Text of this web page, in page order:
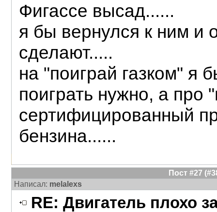
Фигассе высад......
я бы вернулся к ним и
сделают.....
на "поиграй газком" я
поиграть нужно, а про
сертифицированный
бензина......
Пост #27
Написал: melalexs
RE: Двигатель плохо